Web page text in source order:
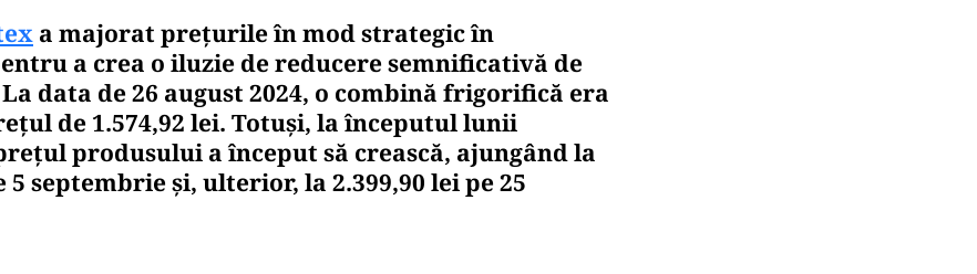
a majorat prețurile în mod strategic în
a crea o iluzie de reducere semnificativă de
data de 26 august 2024, o combină frigorifică era
de 1.574,92 lei. Totuși, la începutul lunii
produsului a început să crească, ajungând la
5 septembrie și, ulterior, la 2.399,90 lei pe 25